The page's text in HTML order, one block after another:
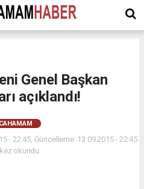
Genel Başkan
açıklandı!
- 22:45, Güncelleme: 13.09.2015 - 22:45
okundu.